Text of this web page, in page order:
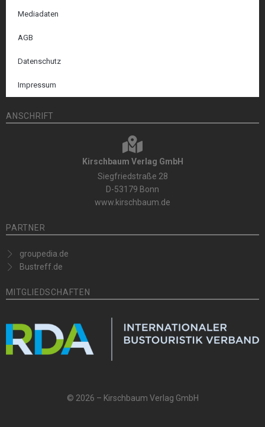
Mediadaten
AGB
Datenschutz
Impressum
ANSCHRIFT
Kirschbaum Verlag GmbH
Siegfriedstraße 28
D-53179 Bonn
www.kirschbaum.de
PARTNER
groupedia.de
Bustreff.de
MITGLIEDSCHAFTEN
© 2026 – Kirschbaum Verlag GmbH